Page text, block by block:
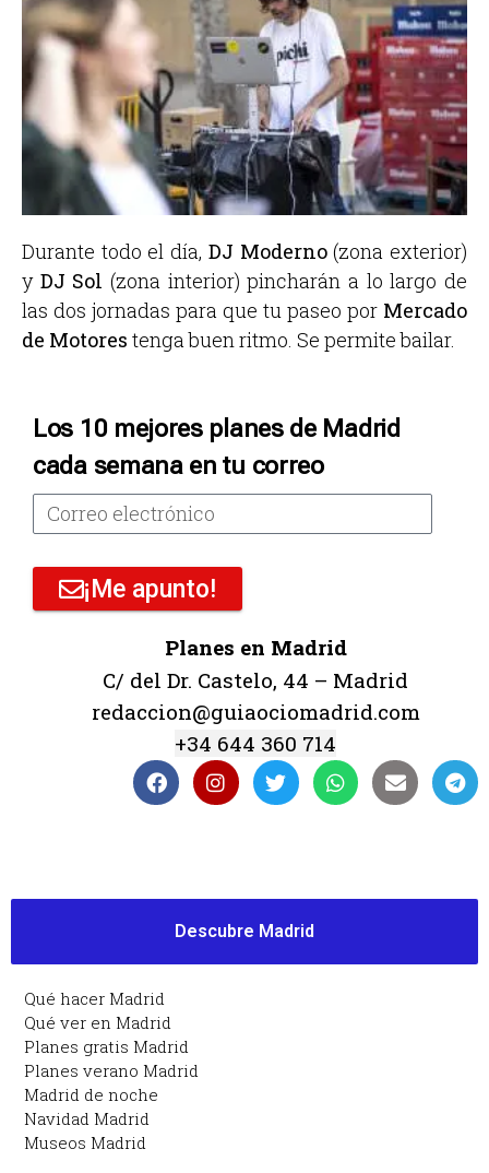
Durante todo el día, DJ Moderno(zona exterior)
y DJ Sol (zona interior) pincharán a lo largo de
las dos jornadas para que tu paseo por Mercado
de Motores tenga buen ritmo. Se permite bailar.
Los 10 mejores planes de Madrid
cada semana en tu correo
¡Me apunto!
Planes en Madrid
C/ del Dr. Castelo, 44 – Madrid
redaccion@guiaociomadrid.com
+34 644 360 714
Descubre Madrid
Qué hacer Madrid
Qué ver en Madrid
Planes gratis Madrid
Planes verano Madrid
Madrid de noche
Navidad Madrid
Museos Madrid